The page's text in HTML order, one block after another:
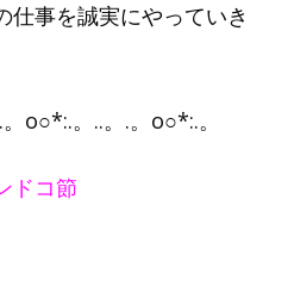
仕事を誠実にやっていき
o○*:.。..。.。o○*:.。
ドコ節